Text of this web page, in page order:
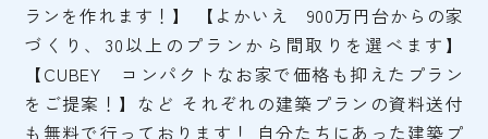
ランを作れます！】 【よかいえ 900万円台からの家
づくり、30以上のプランから間取りを選べます】
【CUBEY コンパクトなお家で価格も抑えたプラン
をご提案！】など それぞれの建築プランの資料送付
も無料で行っております！ 自分たちにあった建築プ